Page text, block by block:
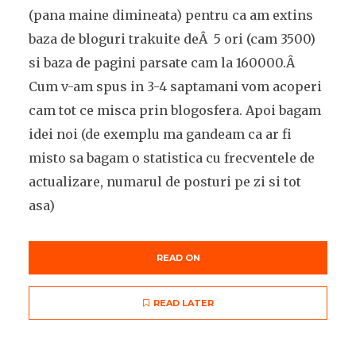
(pana maine dimineata) pentru ca am extins
baza de bloguri trakuite deÂ 5 ori (cam 3500)
si baza de pagini parsate cam la 160000.Â
Cum v-am spus in 3-4 saptamani vom acoperi
cam tot ce misca prin blogosfera. Apoi bagam
idei noi (de exemplu ma gandeam ca ar fi
misto sa bagam o statistica cu frecventele de
actualizare, numarul de posturi pe zi si tot
asa)
READ ON
READ LATER